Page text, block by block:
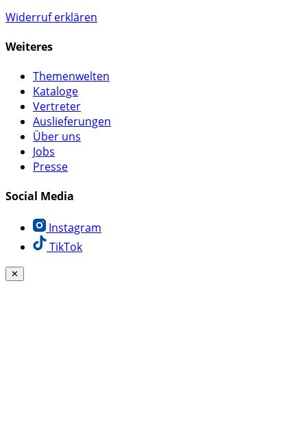
Widerruf erklären
Weiteres
Themenwelten
Kataloge
Vertreter
Auslieferungen
Über uns
Jobs
Presse
Social Media
Instagram
TikTok
✕